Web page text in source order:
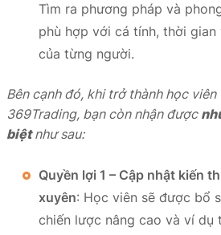
Tìm ra phương pháp và
phù hợp với cá tính, thời
của từng người.
Bên cạnh đó, khi trở thành học
369Trading, bạn còn nhận được
biệtnhư sau:
Quyền lợi 1 – Cập nhật kiến
xuyên: Học viên sẽ được bổ
chiến lược nâng cao và ví dụ